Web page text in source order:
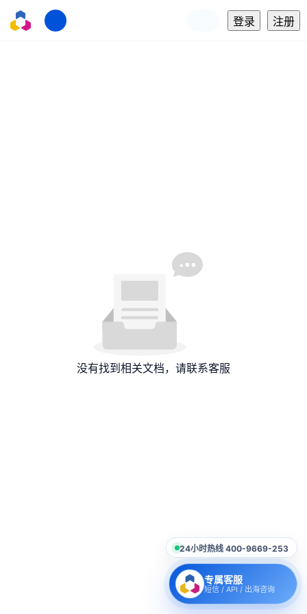
登录 注册
没有找到相关文档，请联系客服
24小时热线 400-9669-253
专属客服
短信 / API / 出海咨询